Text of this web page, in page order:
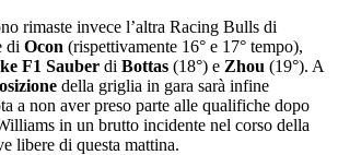
rimaste invece l’altra Racing Bulls di
di Ocon (rispettivamente 16° e 17° tempo),
F1 Sauber di Bottas (18°) e Zhou (19°). A
della griglia in gara sarà infine
a non aver preso parte alle qualifiche dopo
in un brutto incidente nel corso della
libere di questa mattina.